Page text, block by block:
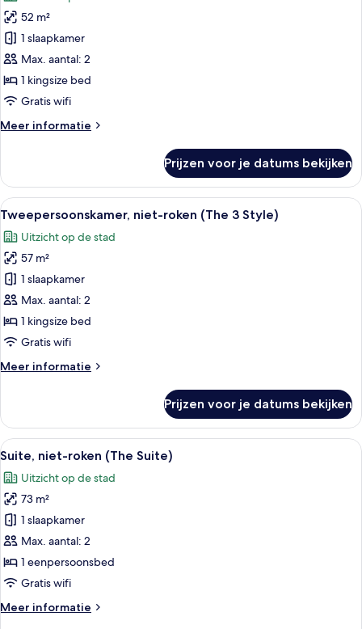
Luna-)
Kamer,
niet-
roken
(King,
View
-
52 m²
1 slaapkamer
Max. aantal: 2
1 kingsize bed
Gratis wifi
Meer informatie
Meer
niet-
roken
(King,
Bath
Sol-)
Prijzen voor je datums bekijken
Alle
foto's
voor
Tweepersoonskamer,
niet-
roken
(The
3
laden
Een moderne badkamer met een
7
Tweepersoonskamer, niet-roken (The 3 Style)
Uitzicht op de stad
57 m²
1 slaapkamer
Max. aantal: 2
1 kingsize bed
Gratis wifi
Meer informatie
Meer
niet-
roken
(The
Style)
Prijzen voor je datums bekijken
Alle
foto's
voor
Suite,
niet-
roken
(The
Suite)
Een slaapkamer met een stenen
9
Suite, niet-roken (The Suite)
Uitzicht op de stad
73 m²
1 slaapkamer
Max. aantal: 2
1 eenpersoonsbed
Gratis wifi
Meer informatie
Meer